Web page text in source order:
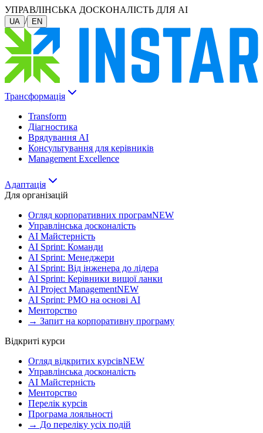
УПРАВЛІНСЬКА ДОСКОНАЛІСТЬ ДЛЯ AI
UA / EN
Трансформація
Transform
Діагностика
Врядування AI
Консультування для керівників
Management Excellence
Адаптація
Для організацій
Огляд корпоративних програмNEW
Управлінська досконалість
AI Майстерність
AI Sprint: Команди
AI Sprint: Менеджери
AI Sprint: Від інженера до лідера
AI Sprint: Керівники вищої ланки
AI Project ManagementNEW
AI Sprint: PMO на основі AI
Менторство
→ Запит на корпоративну програму
Відкриті курси
Огляд відкритих курсівNEW
Управлінська досконалість
AI Майстерність
Менторство
Перелік курсів
Програма лояльності
→ До переліку усіх подій